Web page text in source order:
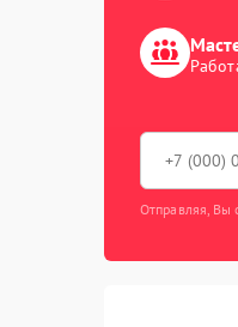
Отправляя, Вы